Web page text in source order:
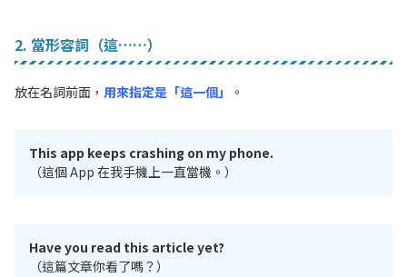
2. 當形容詞（這……）
放在名詞前面， 用來指定是「這一個」 。
This app keeps crashing on my phone.
（這個 App 在我手機上一直當機。）
Have you read this article yet?
（這篇文章你看了嗎？）